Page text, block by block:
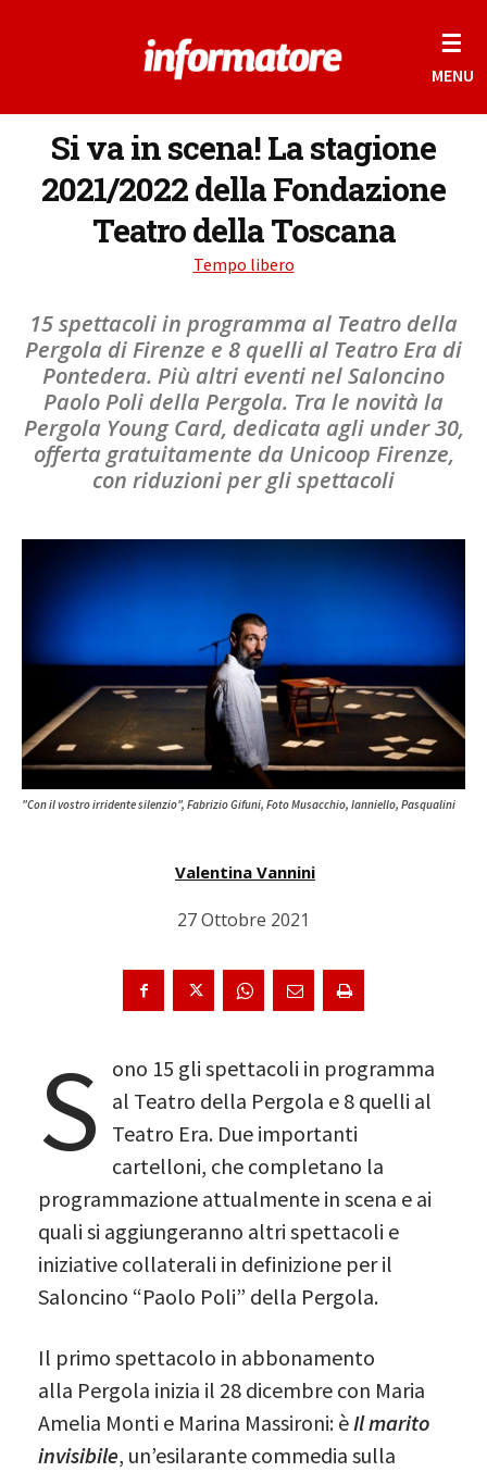
☰
MENU
Si va in scena! La stagione
2021/2022 della Fondazione
Teatro della Toscana
Tempo libero
15 spettacoli in programma al Teatro della
Pergola di Firenze e 8 quelli al Teatro Era di
Pontedera. Più altri eventi nel Saloncino
Paolo Poli della Pergola. Tra le novità la
Pergola Young Card, dedicata agli under 30,
offerta gratuitamente da Unicoop Firenze,
con riduzioni per gli spettacoli
"Con il vostro irridente silenzio", Fabrizio Gifuni, Foto Musacchio, Ianniello, Pasqualini
Valentina Vannini
27 Ottobre 2021
S
ono 15 gli spettacoli in programma
al Teatro della Pergola e 8 quelli al
Teatro Era. Due importanti
cartelloni, che completano la
programmazione attualmente in scena e ai
quali si aggiungeranno altri spettacoli e
iniziative collaterali in definizione per il
Saloncino “Paolo Poli” della Pergola.
Il primo spettacolo in abbonamento
alla Pergola inizia il 28 dicembre con Maria
Amelia Monti e Marina Massironi: è Il marito
invisibile, un’esilarante commedia sulla